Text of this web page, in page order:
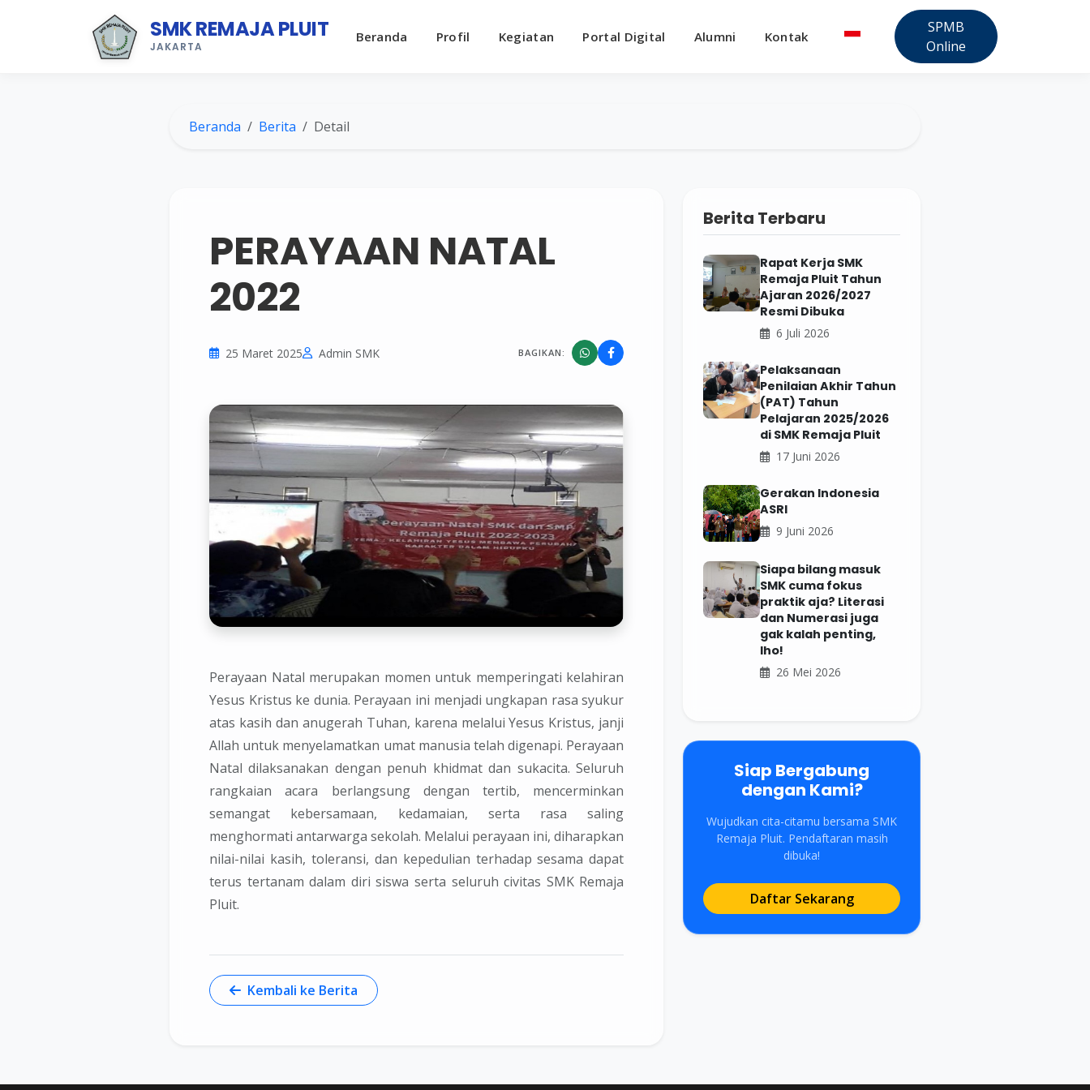
SMK REMAJA PLUIT
JAKARTA
Beranda Profil Kegiatan Portal Digital Alumni Kontak
SPMB
Online
Beranda Berita Detail
PERAYAAN NATAL
2022
25 Maret 2025 Admin SMK BAGIKAN:
Perayaan Natal merupakan momen untuk memperingati kelahiran
Yesus Kristus ke dunia. Perayaan ini menjadi ungkapan rasa syukur
atas kasih dan anugerah Tuhan, karena melalui Yesus Kristus, janji
Allah untuk menyelamatkan umat manusia telah digenapi. Perayaan
Natal dilaksanakan dengan penuh khidmat dan sukacita. Seluruh
rangkaian acara berlangsung dengan tertib, mencerminkan
semangat kebersamaan, kedamaian, serta rasa saling
menghormati antarwarga sekolah. Melalui perayaan ini, diharapkan
nilai-nilai kasih, toleransi, dan kepedulian terhadap sesama dapat
terus tertanam dalam diri siswa serta seluruh civitas SMK Remaja
Pluit.
Kembali ke Berita
Berita Terbaru
Rapat Kerja SMK
Remaja Pluit Tahun
Ajaran 2026/2027
Resmi Dibuka
6 Juli 2026
Pelaksanaan
Penilaian Akhir Tahun
(PAT) Tahun
Pelajaran 2025/2026
di SMK Remaja Pluit
17 Juni 2026
Gerakan Indonesia
ASRI
9 Juni 2026
Siapa bilang masuk
SMK cuma fokus
praktik aja? Literasi
dan Numerasi juga
gak kalah penting,
lho!
26 Mei 2026
Siap Bergabung
dengan Kami?
Wujudkan cita-citamu bersama SMK
Remaja Pluit. Pendaftaran masih
dibuka!
Daftar Sekarang